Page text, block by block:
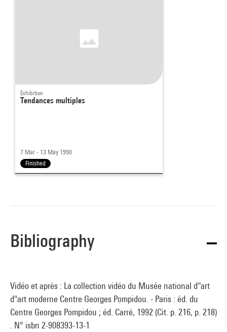
Exhibition
Tendances multiples
7 Mar - 13 May 1990
Finished
Bibliography
Vidéo et après : La collection vidéo du Musée national d''art
d''art moderne Centre Georges Pompidou. - Paris : éd. du
Centre Georges Pompidou ; éd. Carré, 1992 (Cit. p. 216, p. 218)
. N° isbn 2-908393-13-1